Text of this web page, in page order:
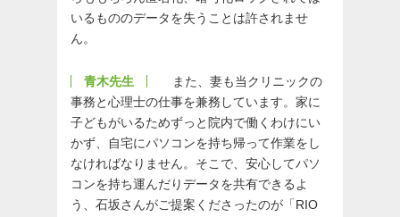
いるもののデータを失うことは許されませ
ん。
青木先生
また、妻も当クリニックの
事務と心理士の仕事を兼務しています。家に
子どもがいるためずっと院内で働くわけにい
かず、自宅にパソコンを持ち帰って作業をし
なければなりません。そこで、安心してパソ
コンを持ち運んだりデータを共有できるよ
う、石坂さんがご提案くださったのが「RIO